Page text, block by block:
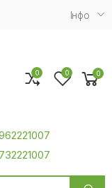
Iнфо
0 0 0